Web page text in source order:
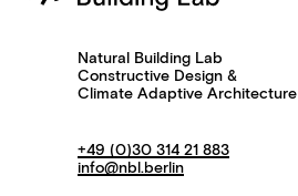
Natural Building Lab
Constructive Design &
Climate Adaptive Architecture
+49 (0)30 314 21 883
info@nbl.berlin